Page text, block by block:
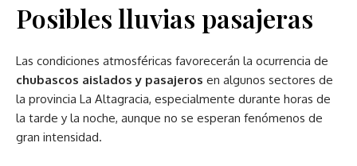
Posibles lluvias pasajeras
Las condiciones atmosféricas favorecerán la ocurrencia de
chubascos aislados y pasajeros en algunos sectores de
la provincia La Altagracia, especialmente durante horas de
la tarde y la noche, aunque no se esperan fenómenos de
gran intensidad.